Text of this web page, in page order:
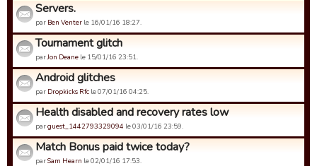
Servers.
par Ben Venter le 16/01/16 18:27.
Tournament glitch
parJon Deane le 15/01/16 23:51.
Android glitches
par Dropkicks Rfc le 07/01/16 04:25.
Health disabled and recovery rates low
parguest_1442793329094 le 03/01/16 23:59.
Match Bonus paid twice today?
parSam Hearn le 02/01/16 17:53.